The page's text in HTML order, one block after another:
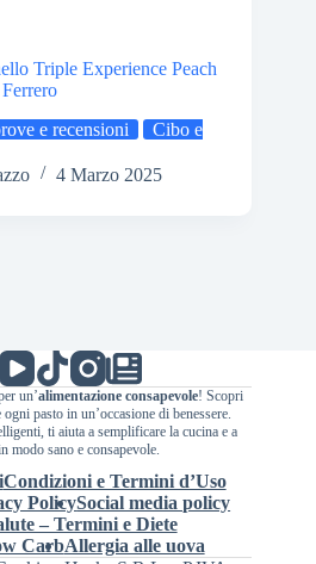
Triple Experience Peach
e recensioni
Cibo e
4 Marzo 2025
un’alimentazione consapevole! Scopri
pasto in un’occasione di benessere.
ti aiuta a semplificare la cucina e a
modo sano e consapevole.
Condizioni e Termini d’Uso
PolicySocial media policy
– Termini e Diete
CarbAllergia alle uova